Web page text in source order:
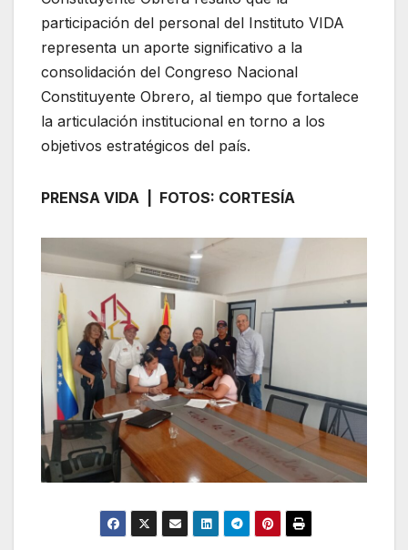
participación del personal del Instituto VIDA
representa un aporte significativo a la
consolidación del Congreso Nacional
Constituyente Obrero, al tiempo que fortalece
la articulación institucional en torno a los
objetivos estratégicos del país.
PRENSA VIDA | FOTOS: CORTESÍA